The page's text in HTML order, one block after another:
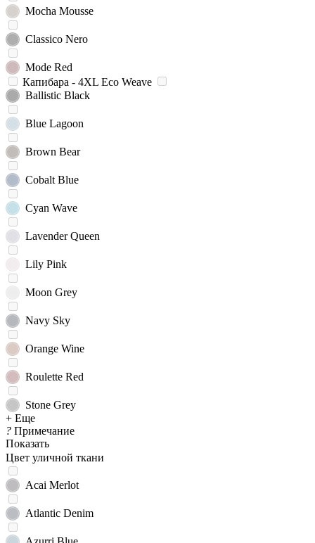
Mocha Mousse
Classico Nero
Mode Red
Капибара - 4XL Eco Weave
Ballistic Black
Blue Lagoon
Brown Bear
Cobalt Blue
Cyan Wave
Lavender Queen
Lily Pink
Moon Grey
Navy Sky
Orange Wine
Roulette Red
Stone Grey
+ Еще
? Примечание
Показать
Цвет уличной ткани
Acai Merlot
Atlantic Denim